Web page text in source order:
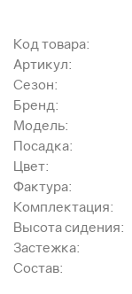
Код товара:
Артикул:
Сезон:
Бренд:
Модель:
Посадка:
Цвет:
Фактура:
Комплектация:
Высота сидения:
Застежка:
Состав: